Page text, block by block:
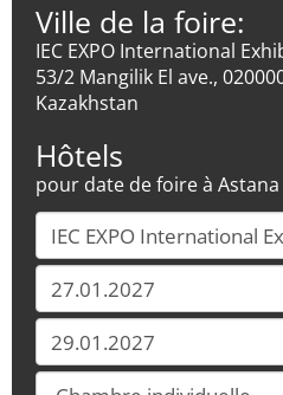
Ville de la foire:
IEC EXPO International
53/2 Mangilik El ave.,
Kazakhstan
Hôtels
pour date de foire à Astana